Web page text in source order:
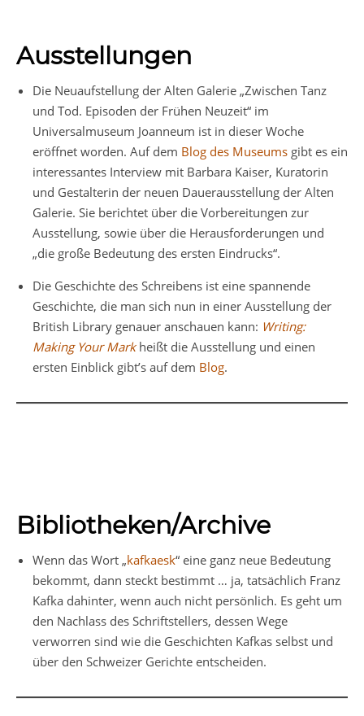
Ausstellungen
Die Neuaufstellung der Alten Galerie „Zwischen Tanz
und Tod. Episoden der Frühen Neuzeit“ im
Universalmuseum Joanneum ist in dieser Woche
eröffnet worden. Auf dem Blog des Museums gibt es ein
interessantes Interview mit Barbara Kaiser, Kuratorin
und Gestalterin der neuen Dauerausstellung der Alten
Galerie. Sie berichtet über die Vorbereitungen zur
Ausstellung, sowie über die Herausforderungen und
„die große Bedeutung des ersten Eindrucks“.
Die Geschichte des Schreibens ist eine spannende
Geschichte, die man sich nun in einer Ausstellung der
British Library genauer anschauen kann: Writing:
Making Your Markheißt die Ausstellung und einen
ersten Einblick gibt’s auf dem Blog.
Bibliotheken/Archive
Wenn das Wort „kafkaesk“ eine ganz neue Bedeutung
bekommt, dann steckt bestimmt … ja, tatsächlich Franz
Kafka dahinter, wenn auch nicht persönlich. Es geht um
den Nachlass des Schriftstellers, dessen Wege
verworren sind wie die Geschichten Kafkas selbst und
über den Schweizer Gerichte entscheiden.